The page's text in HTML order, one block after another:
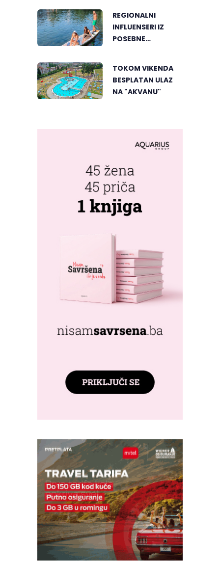
REGIONALNI
INFLUENSERI IZ
POSEBNE
TOKOM VIKENDA
BESPLATAN ULAZ
NA "AKVANU"